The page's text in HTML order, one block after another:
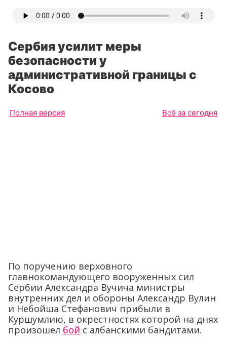
Сербия усилит меры
безопасности у
административной границы с
Косово
Полная версия Всё за сегодня
По поручению верховного
главнокомандующего вооруженных сил
Сербии Александра Вучича министры
внутренних дел и обороны Александр Вулин
и Небойша Стефанович прибыли в
Куршумлию, в окрестностях которой на днях
произошел бой с албанскими бандитами.